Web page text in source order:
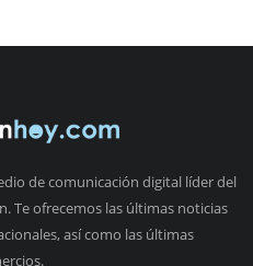
de comunicación digital líder del
Te ofrecemos las últimas noticias
así como las últimas